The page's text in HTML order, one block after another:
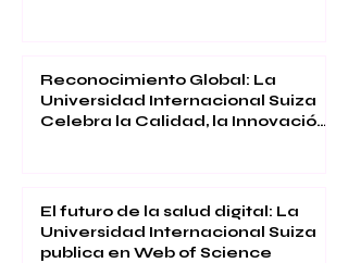
Reconocimiento Global: La
Universidad Internacional Suiza
Celebra la Calidad, la Innovación
El futuro de la salud digital: La
Universidad Internacional Suiza
publica en Web of Science